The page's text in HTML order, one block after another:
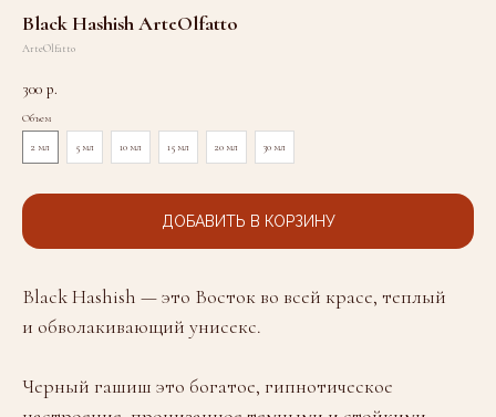
Black Hashish ArteOlfatto
ArteOlfatto
300 р.
Объем
2 мл 5 мл 10 мл 15 мл 20 мл 30 мл
ДОБАВИТЬ В КОРЗИНУ
Black Hashish — это Восток во всей красе, теплый
и обволакивающий унисекс.
Черный гашиш это богатое, гипнотическое